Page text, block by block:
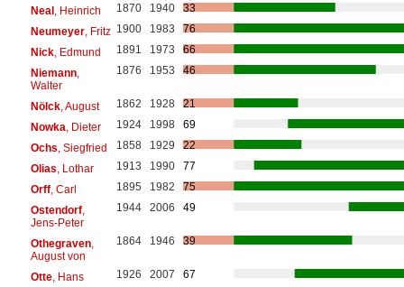
Neal, Heinrich 1870 1940
33
Neumeyer, Fritz 1900 1983
76
Nick, Edmund 1891 1973
66
Niemann,
Walter
1876 1953 46
Nölck, August 1862 1928
21
Nowka , Dieter 1924 1998
69
Ochs , Siegfried 1858 1929
22
Olias , Lothar 1913 1990
77
Orff, Carl 1895 1982
75
Ostendorf,
Jens-Peter
1944 2006 49
Othegraven,
August von
1864 1946 39
Otte, Hans 1926 2007
67